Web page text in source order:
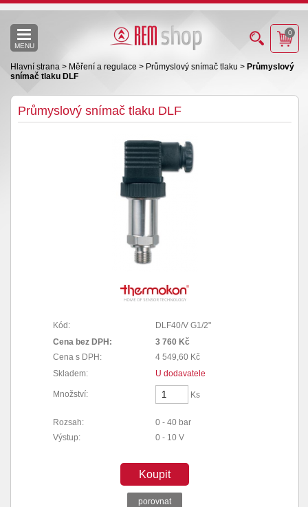
MENU
0
Hlavní strana > Měření a regulace > Průmyslový snímač tlaku > Průmyslový
snímač tlaku DLF
Průmyslový snímač tlaku DLF
Kód:
DLF40/V G1/2"
Cena bez DPH:
3 760 Kč
Cena s DPH:
4 549,60 Kč
Skladem:
U dodavatele
Množství: Ks
Rozsah:
0 - 40 bar
Výstup:
0 - 10 V
Koupit
porovnat